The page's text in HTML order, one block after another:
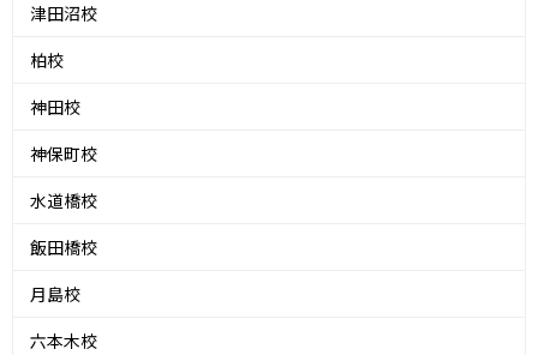
津田沼校
柏校
神田校
神保町校
水道橋校
飯田橋校
月島校
六本木校